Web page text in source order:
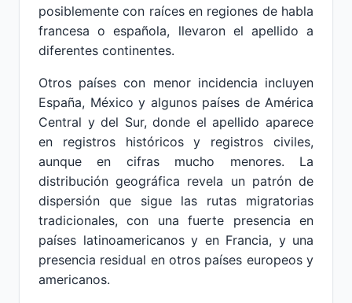
posiblemente con raíces en regiones de habla
francesa o española, llevaron el apellido a
diferentes continentes.
Otros países con menor incidencia incluyen
España, México y algunos países de América
Central y del Sur, donde el apellido aparece
en registros históricos y registros civiles,
aunque en cifras mucho menores. La
distribución geográfica revela un patrón de
dispersión que sigue las rutas migratorias
tradicionales, con una fuerte presencia en
países latinoamericanos y en Francia, y una
presencia residual en otros países europeos y
americanos.